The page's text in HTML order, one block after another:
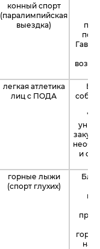
конный спорт
(паралимпийская
выездка)
легкая атлетика
лиц с ПОДА
и
горные лыжи
(спорт глухих)
на